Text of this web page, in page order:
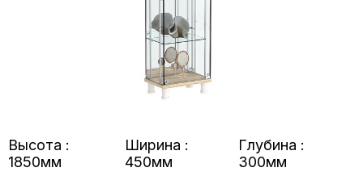
Высота :
1850мм
Ширина :
450мм
Глубина :
300мм